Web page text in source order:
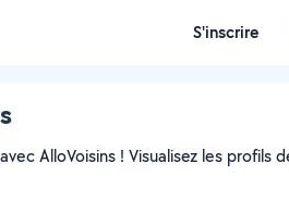
S'inscrire
AlloVoisins ! Visualisez les profils